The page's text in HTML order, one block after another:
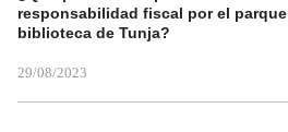
responsabilidad fiscal por el parque
biblioteca de Tunja?
29/08/2023